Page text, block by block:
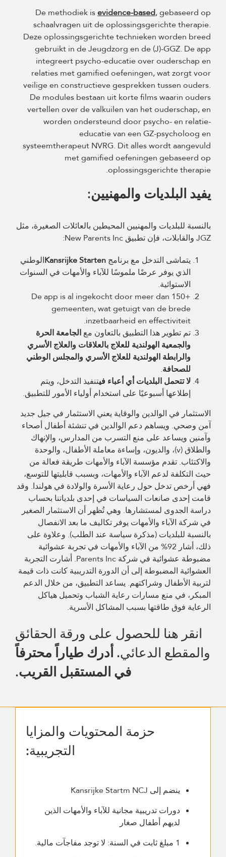
De methodiek isevidence-based, gebaseerd op
schaalvragen uit de oplossingsgerichte therapie.
Deze oplossingsgerichte technieken worden breed
gebruikt in de Jeugdzorg en de (J)-GGZ. De app
integreert psycho-educatie over ouderschap en
relaties met gamified oefeningen, wat zorgt voor
veilige en constructieve gesprekken tussen ouders.
De modules bestaan uit korte films waarin ouders
vertellen over de valkuilen van het ouderschap, en
worden ondersteund door psycho- en relatie-
educatie van een GZ-psycholoog en
systeemtherapeut NVRG. Dit alles wordt aangevuld
met gamified oefeningen gebaseerd op
oplossingsgerichte therapie.
يفيد البلديات والمهنيين:
بالنسبة للبلديات والمهنيين المحيطين بالعائلات الصغيرة، مثل
JGZ والقابلات، فإن تطبيق New Parents Inc:
يتماشى التدخل مع برنامج Kansrijke Startenالوطني
الذي يوفر عرضًا ملموسًا للآباء والأمهات في السنوات
الاستوائية.
De app is al ingekocht door meer dan 150+
gemeenten, wat getuigt van de brede
inzetbaarheid en effectiviteit.
تم تطوير هذا التطبيق بالتعاون مع الجامعة الحرة
والجمعية الهولندية للعلاج بالعلاقات والعلاج الأسري
والرابطة الهولندية للعلاج الأسري والمجلس الوطني
للصحافة.
لا تتحمل البلديات أي أعباء فيتنفيذ التدخل، ويتم
إطلاعها أسبوعيًا على استخدام أولياء الأمور للتطبيق.
الاستثمار في الوالدين والوقاية يعني الاستثمار في جيل جديد
آمن وصحي. ويساهم دعم الوالدين في تنشئة أطفال أصحاء
وآمنين ويساعد على منع التسرب من المدارس، والإنهاك
والطلاق (v)، والديون، وإساءة معاملة الأطفال، والوحدة
والاكتئاب. تقدم مؤسسة الآباء والأمهات طريقة فعالة من
حيث التكلفة لدعم الآباء والأمهات، وبسبب قابليتها للتوسع،
فهي أرخص تدخل حول رعاية الأسرة والولادة في هولندا. وقد
قامت إحدى صانعات السياسات في إحدى بلدياتنا بحساب
دراسة الجدوى لمستشارها. وهي تُظهر أن الاستثمار الصغير
في شركة الآباء والأمهات يوفر تكاليف ما بعد الانفصال
بالنسبة للبلديات (مذكرة سياسة عند الطلب). وعلاوة على
ذلك، أشار 92% من الآباء والأمهات في تجربة عشوائية
مضبوطة عشوائية في شركة Parents Inc. أشارت التجربة
العشوائية المضبوطة إلى أن الدورة التدريبية كانت ذات قيمة
لتربية الأطفال وشراكتهم. يساعد التطبيق، من خلال الدعم
المبكر، في منع مسارات رعاية الشباب وتحميل هياكل
الرعاية فوق طاقتها بسبب المشاكل الأسرية.
انقر هنا للحصول على ورقة الحقائق
والمقطع الدعائي. أدرك طياراً محترفاً
في المستقبل القريب.
حزمة المحتويات والمزايا
التجريبية:
ينضم إلى Kansrijke Startm NCJ
دورات تدريبية مجانية للآباء والأمهات الذين
لديهم أطفال صغار
1 مبلغ ثابت في السنة: لا توجد مفاجآت مالية.